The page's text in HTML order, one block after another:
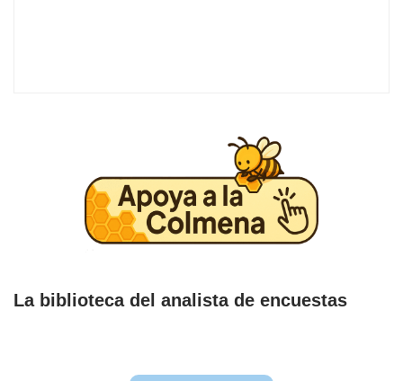
La biblioteca del analista de encuestas